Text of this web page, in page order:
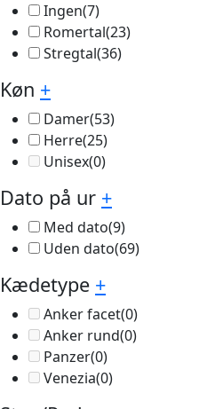
Ingen(7)
Romertal(23)
Stregtal(36)
Køn +
Damer(53)
Herre(25)
Unisex(0)
Dato på ur +
Med dato(9)
Uden dato(69)
Kædetype +
Anker facet(0)
Anker rund(0)
Panzer(0)
Venezia(0)